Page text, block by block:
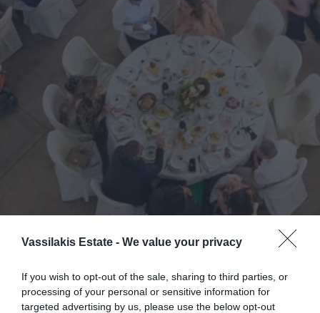
Vassilakis Estate - We value your privacy
If you wish to opt-out of the sale, sharing to third parties, or
processing of your personal or sensitive information for
targeted advertising by us, please use the below opt-out